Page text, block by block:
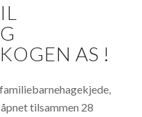
AS !
tilsammen 28